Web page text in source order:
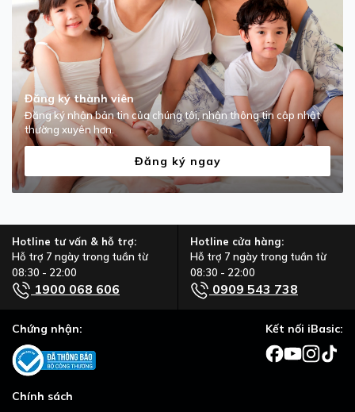
Đăng ký thành viên
Đăng ký nhận bản tin của chúng tôi, nhận thông tin cập nhật
thường xuyên hơn.
Đăng ký ngay
Hotline tư vấn & hỗ trợ:
Hỗ trợ 7 ngày trong tuần từ
08:30 - 22:00
1900 068 606
Hotline cửa hàng:
Hỗ trợ 7 ngày trong tuần từ
08:30 - 22:00
0909 543 738
Chính sách
Chứng nhận: Kết nối iBasic: